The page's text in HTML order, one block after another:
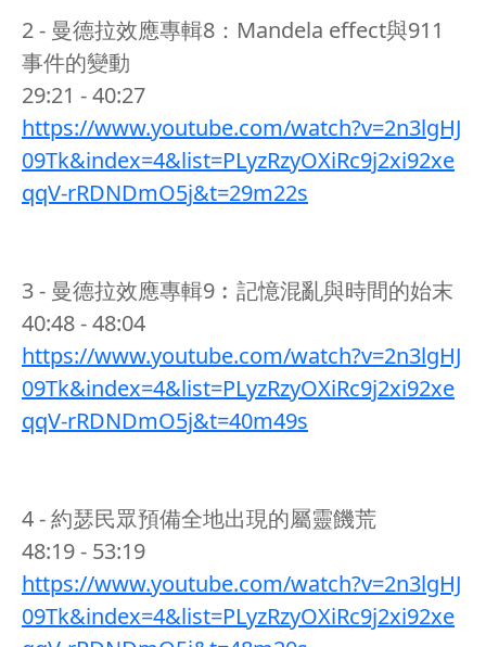
2 - 曼德拉效應專輯8：Mandela effect與911
事件的變動
29:21 - 40:27
https://www.youtube.com/watch?v=2n3lgHJ
09Tk&index=4&list=PLyzRzyOXiRc9j2xi92xe
qqV-rRDNDmO5j&t=29m22s
3 - 曼德拉效應專輯9︰記憶混亂與時間的始末
40:48 - 48:04
https://www.youtube.com/watch?v=2n3lgHJ
09Tk&index=4&list=PLyzRzyOXiRc9j2xi92xe
qqV-rRDNDmO5j&t=40m49s
4 - 約瑟民眾預備全地出現的屬靈饑荒
48:19 - 53:19
https://www.youtube.com/watch?v=2n3lgHJ
09Tk&index=4&list=PLyzRzyOXiRc9j2xi92xe